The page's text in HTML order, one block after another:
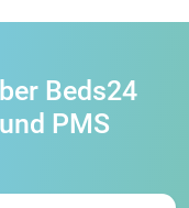
Beds24
PMS